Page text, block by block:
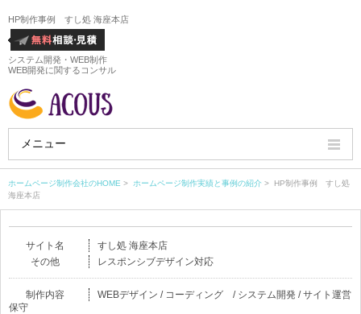
HP制作事例 すし処 海座本店
システム開発・WEB制作
WEB開発に関するコンサル
メニュー
HOME
ホームページ制作実績
ホームページ制作会社のHOME > ホームページ制作実績と事例の紹介 > HP制作事例 すし処
海座本店
サイト名
すし処 海座本店
その他
レスポンシブデザイン対応
制作内容
WEBデザイン / コーディング / システム開発 / サイト運営
保守